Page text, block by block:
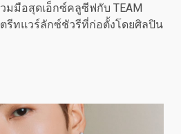
มมือสุดเอ็กซ์คลูซีฟกับ TEAM
ตรีทแวร์ลักซ์ชัวรีที่ก่อตั้งโดยศิลปิน